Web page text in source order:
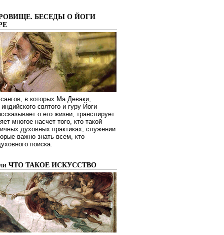
БЕСЕДЫ О ЙОГИ
в которых Ма Деваки,
святого и гуру Йоги
о его жизни, транслирует
многое насчет того, кто такой
духовных практиках, служении
важно знать всем, кто
поиска.
ЧТО ТАКОЕ ИСКУССТВО